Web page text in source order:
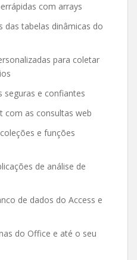
com arrays
das tabelas dinâmicas do
para coletar
seguras e confiantes
com as consultas web
e funções
de análise de
de dados do Access e
do Office e até o seu